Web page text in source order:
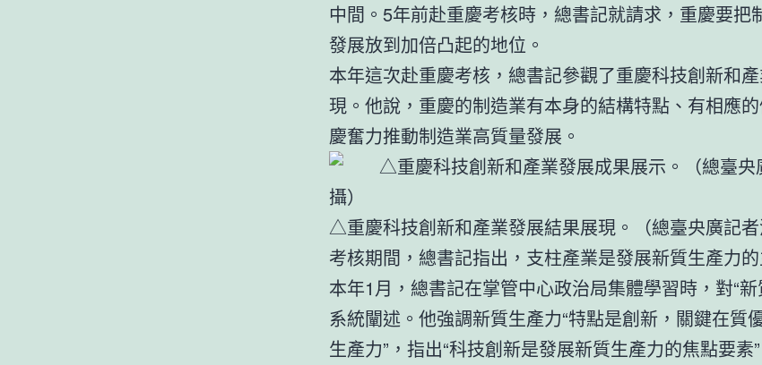
中間。5年前赴重慶考核時，總書記就請求，重慶要把
發展放到加倍凸起的地位。
本年這次赴重慶考核，總書記參觀了重慶科技創新和
現。他說，重慶的制造業有本身的結構特點、有相應
慶奮力推動制造業高質量發展。
△重慶科技創新和產業發展結果展現。（總臺央廣記者
考核期間，總書記指出，支柱產業是發展新質生產力的
本年1月，總書記在掌管中心政治局集體學習時，對“新
系統闡述。他強調新質生產力“特點是創新，關鍵在質
生產力”，指出“科技創新是發展新質生產力的焦點要素